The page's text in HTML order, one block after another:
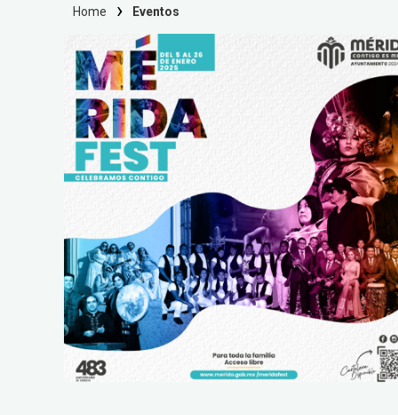
Home Eventos